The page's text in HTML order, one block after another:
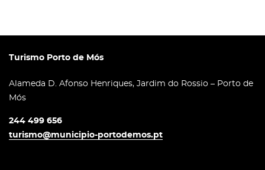
Turismo Porto de Mós
Alameda D. Afonso Henriques, Jardim do Rossio – Porto de
Mós
244 499 656
turismo@municipio-portodemos.pt